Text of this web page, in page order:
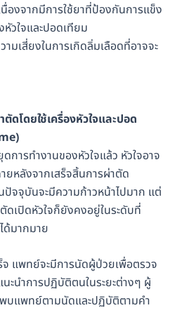
องจากมีการใช้ยาที่ป้องกันการแข็ง
หัวใจและปอดเทียม
ามเสี่ยงในการเกิดลิ่มเลือดที่อาจจะ
ดโดยใช้เครื่องหัวใจและปอด
ารทำงานของหัวใจแล้ว หัวใจอาจ
ยหลังจากเสร็จสิ้นการผ่าตัด
จจุบันจะมีความก้าวหน้าไปมาก แต่
ดเปิดหัวใจก็ยังคงอยู่ในระดับที่
ด้มากมาย
จ แพทย์จะมีการนัดผู้ป่วยเพื่อตรวจ
ะนำการปฏิบัติตนในระยะต่างๆ ผู้
บแพทย์ตามนัดและปฏิบัติตามคำ